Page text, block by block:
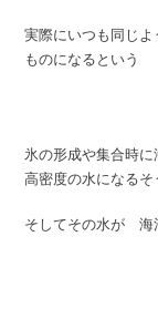
実際にいつも同じ
ものになるという
氷の形成や集合時
高密度の水になるそ
そしてその水が 海